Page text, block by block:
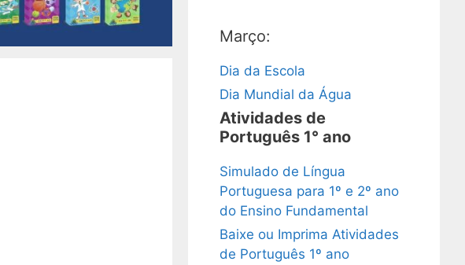
Março:
Dia da Escola
Dia Mundial da Água
Atividades de
Português 1° ano
Simulado de Língua
Portuguesa para 1º e 2º ano
do Ensino Fundamental
Baixe ou Imprima Atividades
de Português 1º ano